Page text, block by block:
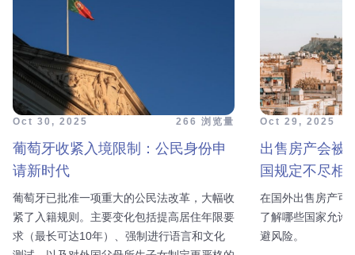
Oct 30, 2025 266 浏览量
葡萄牙收紧入境限制：公民身份申
请新时代
葡萄牙已批准一项重大的公民法改革，大幅收
紧了入籍规则。主要变化包括提高居住年限要
求（最长可达10年）、强制进行语言和文化
Oct 29, 2025
出售房产会被
国规定不尽相
在国外出售房产可
了解哪些国家允许
避风险。